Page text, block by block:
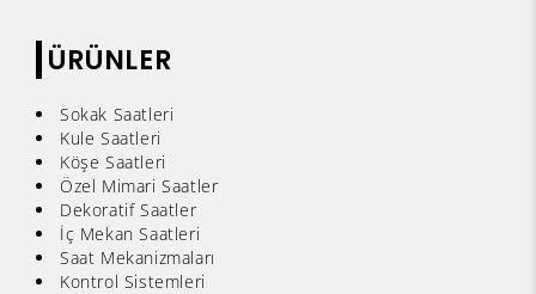
ÜRÜNLER
Sokak Saatleri
Kule Saatleri
Köşe Saatleri
Özel Mimari Saatler
Dekoratif Saatler
İç Mekan Saatleri
Saat Mekanizmaları
Kontrol Sistemleri